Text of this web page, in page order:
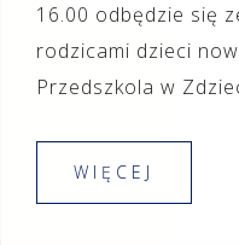
16.00 odbędzie się
rodzicami dzieci
Przedszkola w
WIĘCEJ